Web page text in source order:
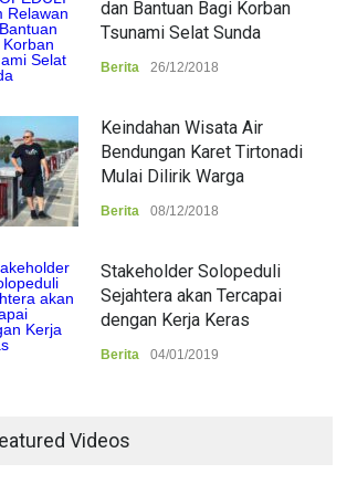
dan Bantuan Bagi Korban
Tsunami Selat Sunda
Berita 26/12/2018
Keindahan Wisata Air
Bendungan Karet Tirtonadi
Mulai Dilirik Warga
Berita 08/12/2018
Stakeholder Solopeduli
Sejahtera akan Tercapai
dengan Kerja Keras
Berita 04/01/2019
Videos